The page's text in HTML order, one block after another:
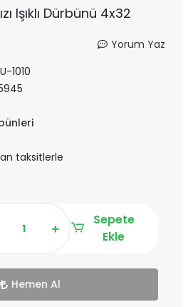
Işıklı Dürbünü 4x32
Yorum Yaz
1010
taksitlerle
Sepete
Ekle
Hemen Al